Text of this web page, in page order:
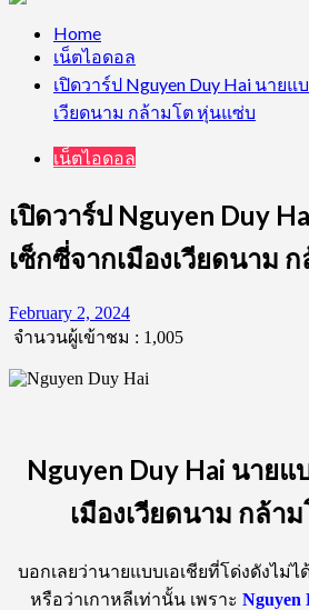
Home
เน็ตไอดอล
เปิดวาร์ป Nguyen Duy Hai นาย
เวียดนาม กล้ามโต หุ่นแซ่บ
เน็ตไอดอล
เปิดวาร์ป Nguyen Duy
เซ็กซี่จากเมืองเวียดนาม
February 2, 2024
จำนวนผู้เข้าชม : 1,005
Nguyen Duy Hai นาย
เมืองเวียดนาม กล้า
บอกเลยว่านายแบบเอเชียที่โด่งดังไม่
หรือว่าเกาหลีเท่านั้น เพราะ Nguyen